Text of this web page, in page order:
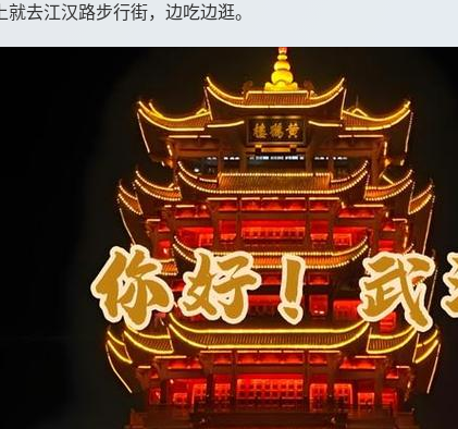
就去江汉路步行街，边吃边逛。